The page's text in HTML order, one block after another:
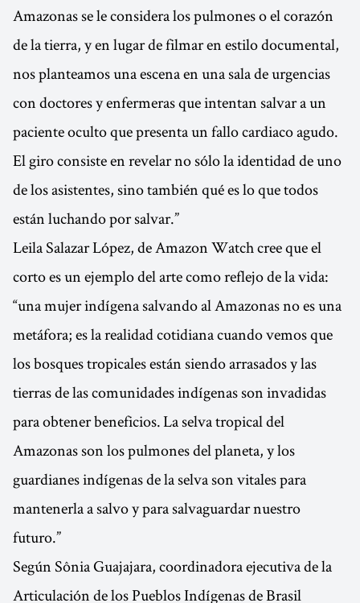
Amazonas se le considera los pulmones o el corazón
de la tierra, y en lugar de filmar en estilo documental,
nos planteamos una escena en una sala de urgencias
con doctores y enfermeras que intentan salvar a un
paciente oculto que presenta un fallo cardiaco agudo.
El giro consiste en revelar no sólo la identidad de uno
de los asistentes, sino también qué es lo que todos
están luchando por salvar.”
Leila Salazar López, de Amazon Watch cree que el
corto es un ejemplo del arte como reflejo de la vida:
“una mujer indígena salvando al Amazonas no es una
metáfora; es la realidad cotidiana cuando vemos que
los bosques tropicales están siendo arrasados y las
tierras de las comunidades indígenas son invadidas
para obtener beneficios. La selva tropical del
Amazonas son los pulmones del planeta, y los
guardianes indígenas de la selva son vitales para
mantenerla a salvo y para salvaguardar nuestro
futuro.”
Según Sônia Guajajara, coordinadora ejecutiva de la
Articulación de los Pueblos Indígenas de Brasil